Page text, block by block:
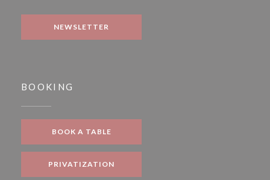
NEWSLETTER
BOOKING
BOOK A TABLE
PRIVATIZATION